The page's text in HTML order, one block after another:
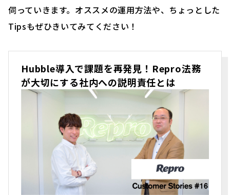
伺っていきます。オススメの運用方法や、ちょっとした
Tipsもぜひきいてみてください！
Hubble導入で課題を再発見！Repro法務
が大切にする社内への説明責任とは